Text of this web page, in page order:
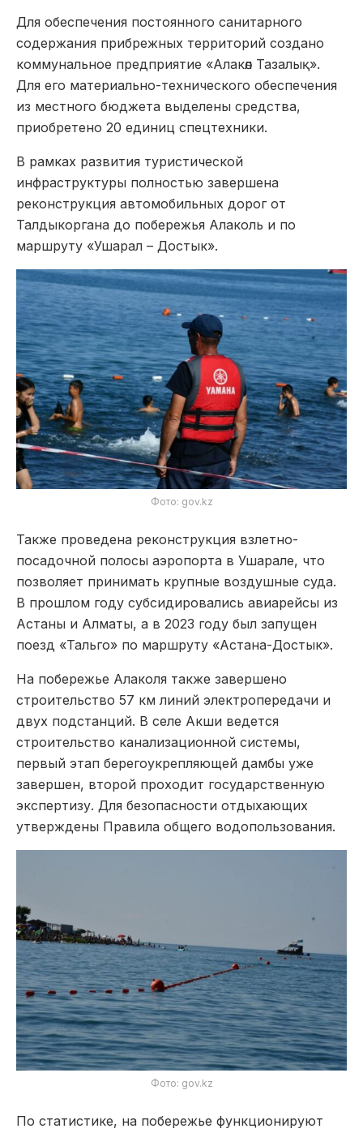
Для обеспечения постоянного санитарного
содержания прибрежных территорий создано
коммунальное предприятие «Алакөл Тазалық».
Для его материально-технического обеспечения
из местного бюджета выделены средства,
приобретено 20 единиц спецтехники.
В рамках развития туристической
инфраструктуры полностью завершена
реконструкция автомобильных дорог от
Талдыкоргана до побережья Алаколь и по
маршруту «Ушарал – Достык».
Фото: gov.kz
Также проведена реконструкция взлетно-
посадочной полосы аэропорта в Ушарале, что
позволяет принимать крупные воздушные суда.
В прошлом году субсидировались авиарейсы из
Астаны и Алматы, а в 2023 году был запущен
поезд «Тальго» по маршруту «Астана-Достык».
На побережье Алаколя также завершено
строительство 57 км линий электропередачи и
двух подстанций. В селе Акши ведется
строительство канализационной системы,
первый этап берегоукрепляющей дамбы уже
завершен, второй проходит государственную
экспертизу. Для безопасности отдыхающих
утверждены Правила общего водопользования.
Фото: gov.kz
По статистике, на побережье функционируют